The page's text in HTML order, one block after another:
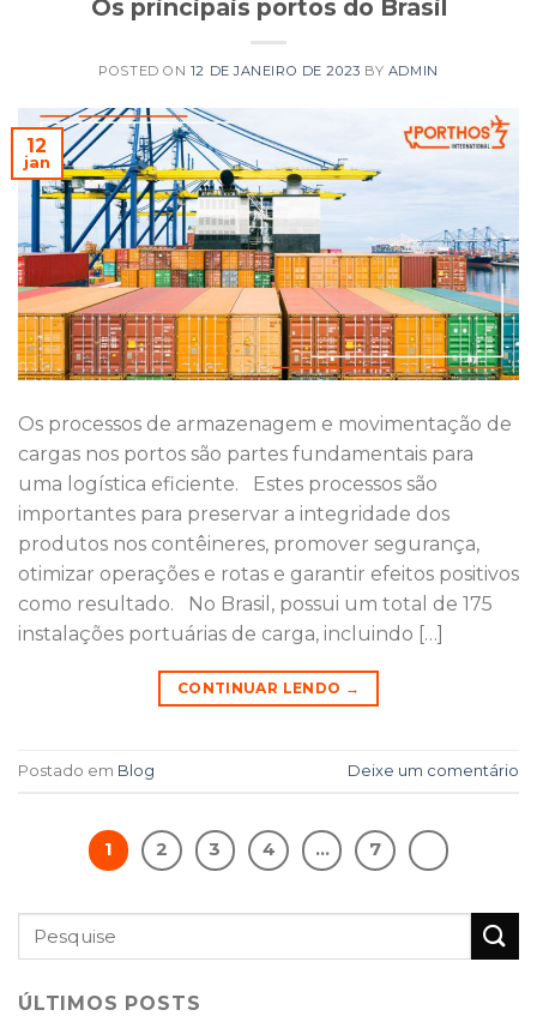
Os principais portos do Brasil
POSTED ON 12 DE JANEIRO DE 2023 BY ADMIN
12
jan
Os processos de armazenagem e movimentação de
cargas nos portos são partes fundamentais para
uma logística eficiente. Estes processos são
importantes para preservar a integridade dos
produtos nos contêineres, promover segurança,
otimizar operações e rotas e garantir efeitos positivos
como resultado. No Brasil, possui um total de 175
instalações portuárias de carga, incluindo […]
CONTINUAR LENDO →
Postado em Blog Deixe um comentário
1 2 3 4 … 7
ÚLTIMOS POSTS